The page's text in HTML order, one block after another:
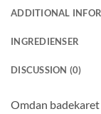
ADDITIONAL
INGREDIENSER
DISCUSSION (0)
Omdan